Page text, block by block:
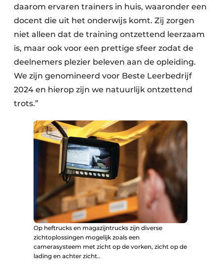
daarom ervaren trainers in huis, waaronder een
docent die uit het onderwijs komt. Zij zorgen
niet alleen dat de training ontzettend leerzaam
is, maar ook voor een prettige sfeer zodat de
deelnemers plezier beleven aan de opleiding.
We zijn genomineerd voor Beste Leerbedrijf
2024 en hierop zijn we natuurlijk ontzettend
trots.”
Op heftrucks en magazijntrucks zijn diverse
zichtoplossingen mogelijk zoals een
camerasysteem met zicht op de vorken, zicht op de
lading en achter zicht..